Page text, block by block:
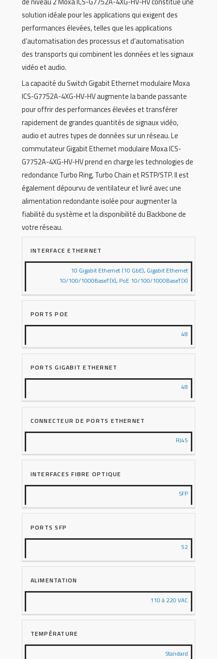
solution idéale pour les applications qui exigent des
performances élevées, telles que les applications
d’automatisation des processus et d’automatisation
des transports qui combinent les données et les signaux
vidéo et audio.
La capacité du Switch Gigabit Ethernet modulaire Moxa
ICS-G7752A-4XG-HV-HV augmente la bande passante
pour offrir des performances élevées et transférer
rapidement de grandes quantités de signaux vidéo,
audio et autres types de données sur un réseau. Le
commutateur Gigabit Ethernet modulaire Moxa ICS-
G7752A-4XG-HV-HV prend en charge les technologies de
redondance Turbo Ring, Turbo Chain et RSTP/STP. Il est
également dépourvu de ventilateur et livré avec une
alimentation redondante isolée pour augmenter la
fiabilité du système et la disponibilité du Backbone de
votre réseau.
INTERFACE ETHERNET
10 Gigabit Ethernet (10 GbE), Gigabit Ethernet
10/100/1000BaseT(X), PoE 10/100/1000BaseT(X)
PORTS POE
48
PORTS GIGABIT ETHERNET
48
CONNECTEUR DE PORTS ETHERNET
RJ45
INTERFACES FIBRE OPTIQUE
SFP
PORTS SFP
52
ALIMENTATION
110 à 220 VAC
TEMPÉRATURE
Standard